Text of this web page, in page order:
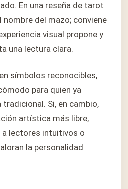
En una reseña de tarot
del mazo; conviene
visual propone y
una lectura clara.
símbolos reconocibles,
para quien ya
Si, en cambio,
artística más libre,
a lectores intuitivos o
la personalidad